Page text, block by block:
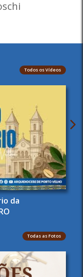
Todos os Vídeos
da
Todas as Fotos